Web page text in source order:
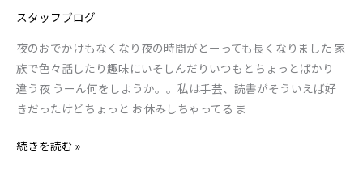
スタッフブログ
夜のおでかけもなくなり夜の時間がとーっても長くなりました 家
族で色々話したり趣味にいそしんだりいつもとちょっとばかり
違う夜 うーん何をしようか。。私は手芸、読書がそういえば好
きだったけどちょっと お休みしちゃってる ま
る
こ
と
が
多
と
続きを読む »